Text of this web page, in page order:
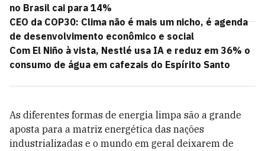
no Brasil cai para 14%
CEO da COP30: Clima não é mais um nicho, é agenda
de desenvolvimento econômico e social
Com El Niño à vista, Nestlé usa IA e reduz em 36% o
consumo de água em cafezais do Espírito Santo
As diferentes formas de energia limpa são a grande
aposta para a matriz energética das nações
industrializadas e o mundo em geral deixarem de